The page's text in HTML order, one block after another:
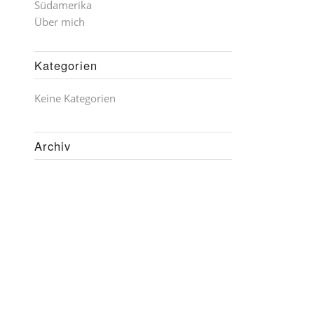
Südamerika
Über mich
Kategorien
Keine Kategorien
Archiv